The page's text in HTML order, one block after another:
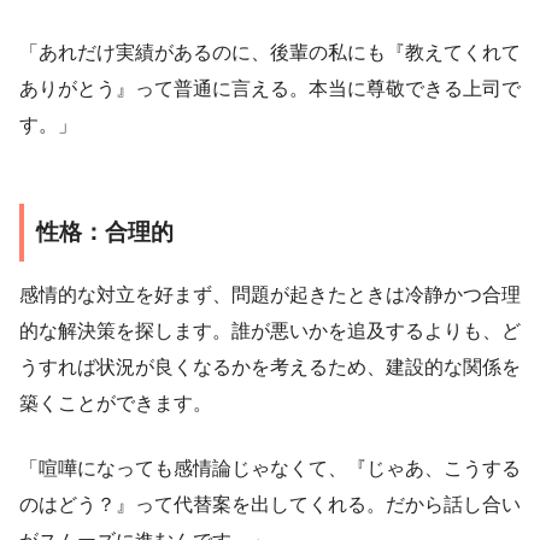
「あれだけ実績があるのに、後輩の私にも『教えてくれて
ありがとう』って普通に言える。本当に尊敬できる上司で
す。」
性格：合理的
感情的な対立を好まず、問題が起きたときは冷静かつ合理
的な解決策を探します。誰が悪いかを追及するよりも、ど
うすれば状況が良くなるかを考えるため、建設的な関係を
築くことができます。
「喧嘩になっても感情論じゃなくて、『じゃあ、こうする
のはどう？』って代替案を出してくれる。だから話し合い